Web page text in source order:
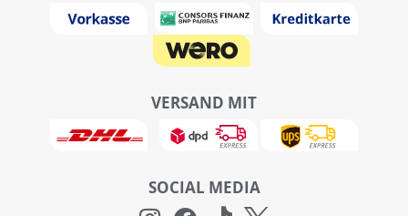
VERSAND MIT
SOCIAL MEDIA